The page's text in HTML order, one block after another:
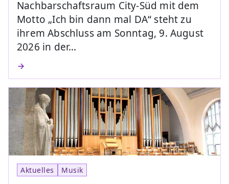
Nachbarschaftsraum City-Süd mit dem
Motto „Ich bin dann mal DA“ steht zu
ihrem Abschluss am Sonntag, 9. August
2026 in der…
Aktuelles Musik